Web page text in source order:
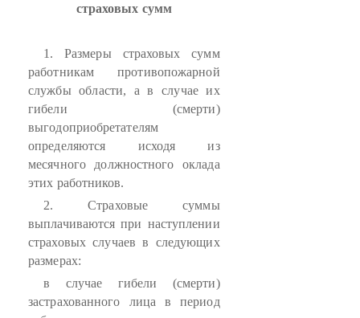
страховых сумм
1. Размеры страховых сумм
работникам противопожарной
службы области, а в случае их
гибели (смерти)
выгодоприобретателям
определяются исходя из
месячного должностного оклада
этих работников.
2. Страховые суммы
выплачиваются при наступлении
страховых случаев в следующих
размерах:
в случае гибели (смерти)
застрахованного лица в период